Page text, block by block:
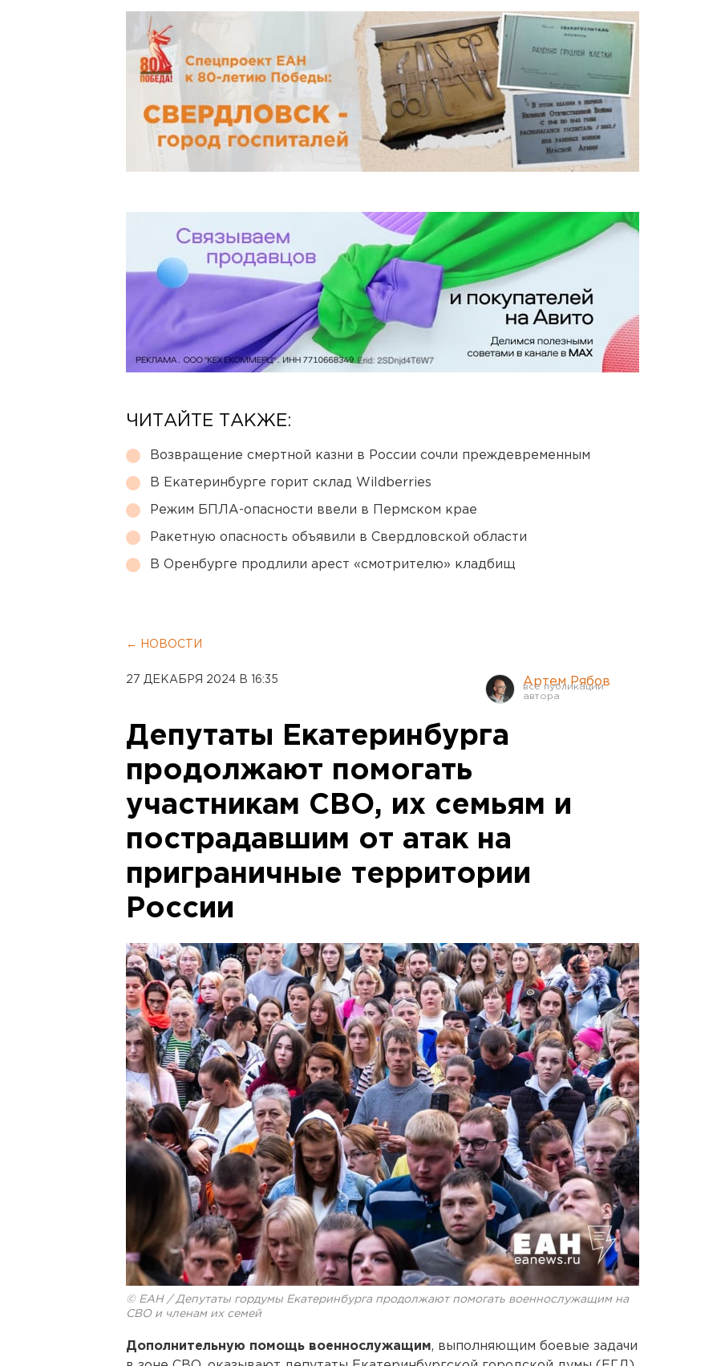
ЧИТАЙТЕ ТАКЖЕ:
Возвращение смертной казни в России сочли преждевременным
В Екатеринбурге горит склад Wildberries
Режим БПЛА-опасности ввели в Пермском крае
Ракетную опасность объявили в Свердловской области
В Оренбурге продлили арест «смотрителю» кладбищ
← НОВОСТИ
27 ДЕКАБРЯ 2024 В 16:35 Артем Рябов
Депутаты Екатеринбурга
продолжают помогать
участникам СВО, их семьям и
пострадавшим от атак на
приграничные территории
России
© ЕАН / Депутаты гордумы Екатеринбурга продолжают помогать военнослужащим на
СВО и членам их семей
Дополнительную помощь военнослужащим, выполняющим боевые задачи